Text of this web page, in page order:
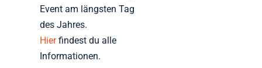
Event am längsten Tag
des Jahres.
Hierfindest du alle
Informationen.